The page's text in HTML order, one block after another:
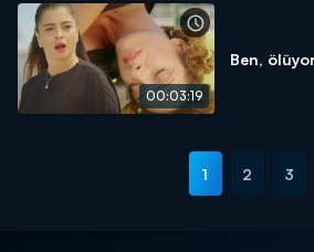
00:03:19
Ben,
1 2 3